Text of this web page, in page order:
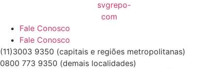
Fale Conosco
Fale Conosco
(11)3003 9350 (capitais e regiões metropolitanas)
0800 773 9350 (demais localidades)